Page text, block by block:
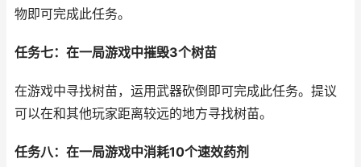
物即可完成此任务。
任务七：在一局游戏中摧毁3个树苗
在游戏中寻找树苗，运用武器砍倒即可完成此任务。提议
可以在和其他玩家距离较远的地方寻找树苗。
任务八：在一局游戏中消耗10个速效药剂